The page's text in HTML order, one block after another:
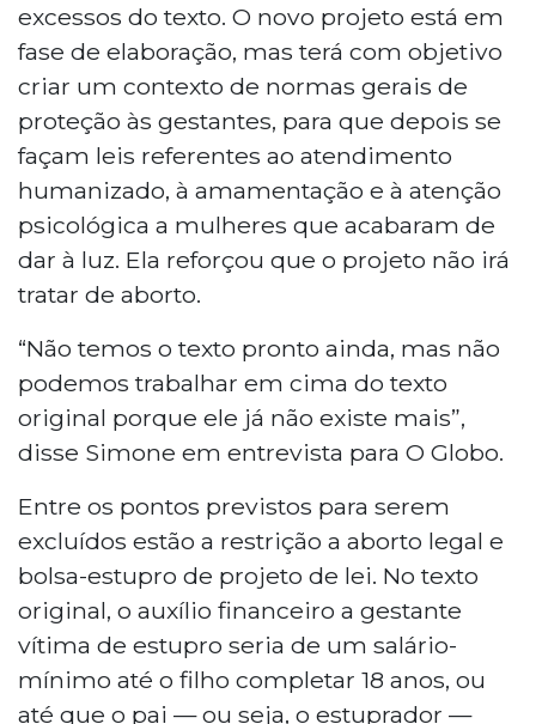
excessos do texto. O novo projeto está em
fase de elaboração, mas terá com objetivo
criar um contexto de normas gerais de
proteção às gestantes, para que depois se
façam leis referentes ao atendimento
humanizado, à amamentação e à atenção
psicológica a mulheres que acabaram de
dar à luz. Ela reforçou que o projeto não irá
tratar de aborto.
“Não temos o texto pronto ainda, mas não
podemos trabalhar em cima do texto
original porque ele já não existe mais”,
disse Simone em entrevista para O Globo.
Entre os pontos previstos para serem
excluídos estão a restrição a aborto legal e
bolsa-estupro de projeto de lei. No texto
original, o auxílio financeiro a gestante
vítima de estupro seria de um salário-
mínimo até o filho completar 18 anos, ou
até que o pai — ou seja, o estuprador —